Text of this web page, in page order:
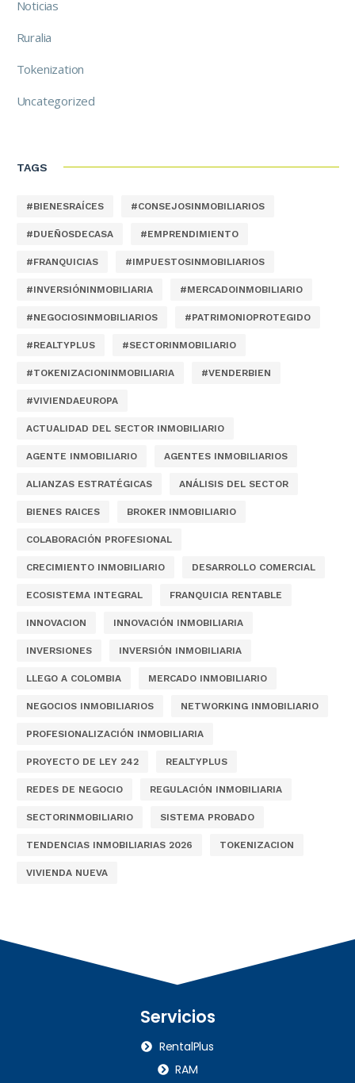
Noticias
Ruralia
Tokenization
Uncategorized
TAGS
#BIENESRAÍCES #CONSEJOSINMOBILIARIOS
#DUEÑOSDECASA #EMPRENDIMIENTO
#FRANQUICIAS #IMPUESTOSINMOBILIARIOS
#INVERSIÓNINMOBILIARIA #MERCADOINMOBILIARIO
#NEGOCIOSINMOBILIARIOS #PATRIMONIOPROTEGIDO
#REALTYPLUS #SECTORINMOBILIARIO
#TOKENIZACIONINMOBILIARIA #VENDERBIEN
#VIVIENDAEUROPA
ACTUALIDAD DEL SECTOR INMOBILIARIO
AGENTE INMOBILIARIO AGENTES INMOBILIARIOS
ALIANZAS ESTRATÉGICAS ANÁLISIS DEL SECTOR
BIENES RAICES BROKER INMOBILIARIO
COLABORACIÓN PROFESIONAL
CRECIMIENTO INMOBILIARIO DESARROLLO COMERCIAL
ECOSISTEMA INTEGRAL FRANQUICIA RENTABLE
INNOVACION INNOVACIÓN INMOBILIARIA
INVERSIONES INVERSIÓN INMOBILIARIA
LLEGO A COLOMBIA MERCADO INMOBILIARIO
NEGOCIOS INMOBILIARIOS NETWORKING INMOBILIARIO
PROFESIONALIZACIÓN INMOBILIARIA
PROYECTO DE LEY 242 REALTYPLUS
REDES DE NEGOCIO REGULACIÓN INMOBILIARIA
SECTORINMOBILIARIO SISTEMA PROBADO
TENDENCIAS INMOBILIARIAS 2026 TOKENIZACION
VIVIENDA NUEVA
Servicios
RentalPlus
RAM